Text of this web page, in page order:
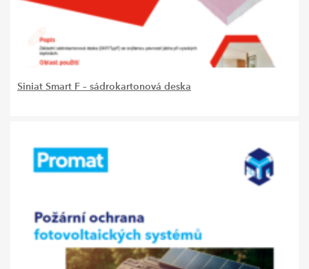
Siniat Smart F – sádrokartonová deska